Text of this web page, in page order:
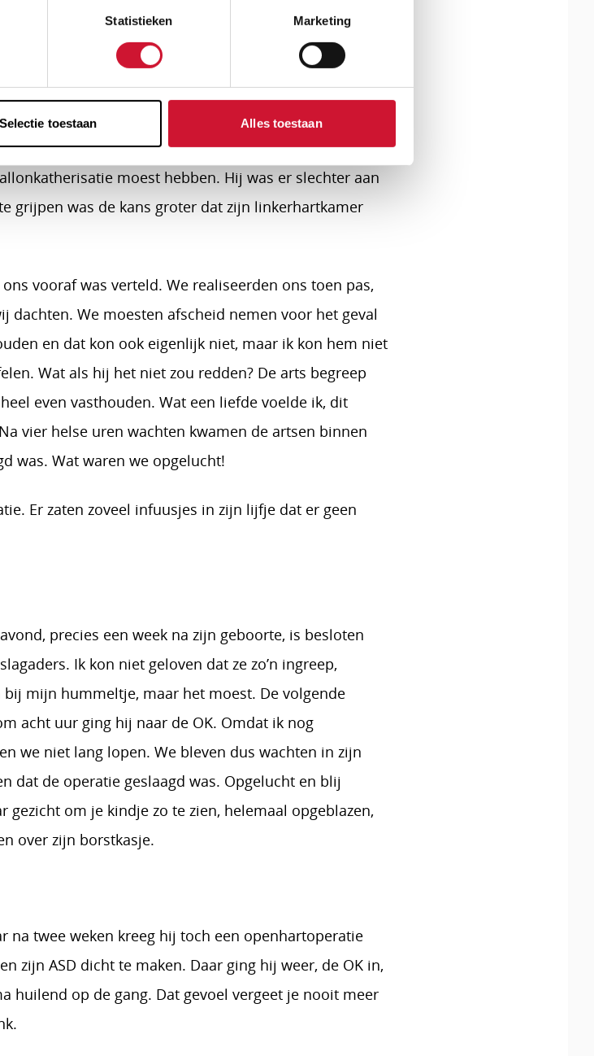
Statistieken Marketing
Selectie toestaan Alles toestaan
beter zijn voor Vince. Bovendien eindigde mijn
dat wilden we dit keer voorkomen.
En hij deed het super! Helaas mocht ik hem
moest worden. Gelukkig mocht papa wel steeds bij
bij hem mocht op de NICU, werd duidelijk dat hij
moest hebben. Hij was er slechter aan
grijpen was de kans groter dat zijn linkerhartkamer
vooraf was verteld. We realiseerden ons toen pas,
dachten. We moesten afscheid nemen voor het geval
en dat kon ook eigenlijk niet, maar ik kon hem niet
Wat als hij het niet zou redden? De arts begreep
even vasthouden. Wat een liefde voelde ik, dit
vier helse uren wachten kwamen de artsen binnen
was. Wat waren we opgelucht!
Er zaten zoveel infuusjes in zijn lijfje dat er geen
precies een week na zijn geboorte, is besloten
Ik kon niet geloven dat ze zo’n ingreep,
mijn hummeltje, maar het moest. De volgende
acht uur ging hij naar de OK. Omdat ik nog
we niet lang lopen. We bleven dus wachten in zijn
dat de operatie geslaagd was. Opgelucht en blij
gezicht om je kindje zo te zien, helemaal opgeblazen,
over zijn borstkasje.
na twee weken kreeg hij toch een openhartoperatie
zijn ASD dicht te maken. Daar ging hij weer, de OK in,
huilend op de gang. Dat gevoel vergeet je nooit meer